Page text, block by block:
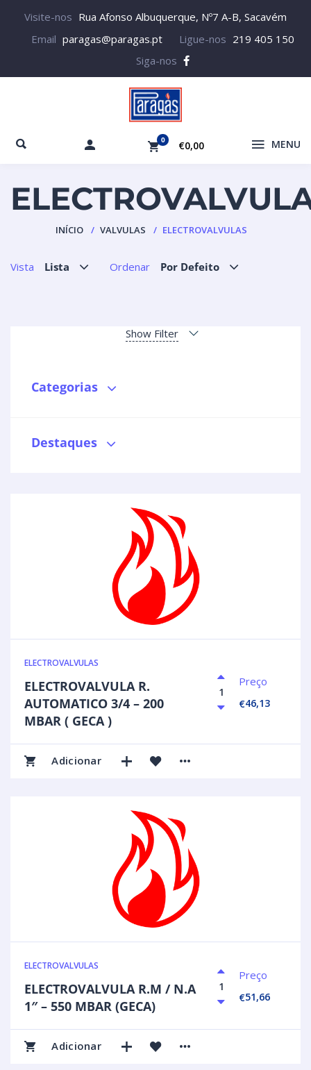
Visite-nos Rua Afonso Albuquerque, Nº7 A-B, Sacavém
Email paragas@paragas.pt Ligue-nos 219 405 150
Siga-nos
0 €0,00 MENU
INÍCIO VALVULAS ELECTROVALVULAS
Vista Lista Ordenar Por Defeito
Show Filter
Categorias
Destaques
ELECTROVALVULAS
ELECTROVALVULA R.
AUTOMATICO 3/4 – 200
MBAR ( GECA )
Preço
€46,13
Adicionar
ELECTROVALVULAS
ELECTROVALVULA R.M / N.A
1″ – 550 MBAR (GECA)
Preço
€51,66
Adicionar